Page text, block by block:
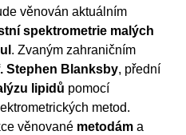
věnován aktuálním
spektrometrie malých
. Zvaným zahraničním
Stephen Blanksby, přední
lipidů pomocí
metod.
věnované metodám a